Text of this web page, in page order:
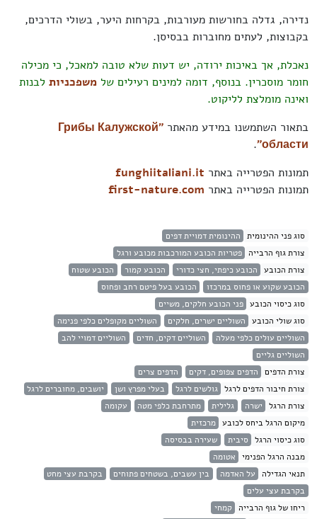
נדירה, גדלה בחורשות מעורבות, בקרחות היער, בשולי הדרכים,
בקבוצות, לעתים מחוברות בבסיסן.
נאכלת, אך באיכות ירודה, יש דעות שלא טובה למאכל, כי מכילה
חומר מוסכרין. בנוסף, דומה למינים רעילים שלמשפכניותלבנות
ואינה מומלצת לליקוט.
בתאור השתמשנו במידע מהאתר "Грибы Калужской
области"
.
תמונות הפטרייה באתרfunghiitaliani.it
תמונות הפטרייה באתרfirst-nature.com
סוג פני ההינומית ההינומית דמויית דפים
צורת גוף הרבייה פטריות הכובע המורכבות מכובע ורגל
צורת הכובע הכובע כיפתי, חצי כדורי הכובע קמור
הכובע שטוח
הכובע שקוע או פחוס במרכזו
הכובע בעל פיטם רחב ופחוס
סוג כיסוי הכובע פני הכובע חלקים, משיים
סוג שולי הכובע השוליים ישרים, חלקים
השוליים מקופלים כלפי פנימה
השוליים עולים כלפי מעלה
השוליים דקים, חדים
השוליים דמויי להב
השוליים גליים
צורת הדפים הדפים צפופים, דקים
הדפים צרים
צורת חיבור הדפים לרגל גולשים לרגל בעלי מפרץ ושן
יושבים, מחוברים לרגל
צורת הרגל ישרה גלילית מתרחבת כלפי מטה
עקומה
מיקום הרגל ביחס לכובע מרכזית
סוג כיסוי הרגל סיבית
שעירה בבסיסה
מבנה הרגל הפנימי אטומה
תנאי הגדילה על האדמה בין עשבים, בשטחים פתוחים
בקרבת עצי מחט
בקרבת עצי עלים
ריחו של גוף הרבייה קמחי